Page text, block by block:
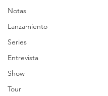
Notas
Lanzamiento
Series
Entrevista
Show
Tour